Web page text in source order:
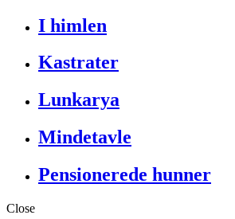
I himlen
Kastrater
Lunkarya
Mindetavle
Pensionerede hunner
Close